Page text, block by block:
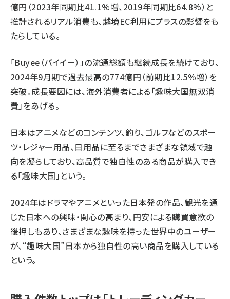
億円（2023年同期比41.1%増、2019年同期比64.8%）と
推計されるリアル消費も、越境EC利用にプラスの影響をも
たらしている。
「Buyee（バイイー）」の流通総額も継続成長を続けており、
2024年9月期で過去最高の774億円（前期比12.5％増）を
突破。成長要因には、海外消費者による「趣味大国無双消
費」をあげる。
日本はアニメなどのコンテンツ、釣り、ゴルフなどのスポー
ツ・レジャー用品、日用品に至るまでさまざまな領域で趣
向を凝らしており、高品質で独自性のある商品が購入でき
る「趣味大国」という。
2024年はドラマやアニメといった日本発の作品、観光を通
じた日本への興味・関心の高まり、円安による購買意欲の
後押しもあり、さまざまな趣味を持った世界中のユーザー
が、“趣味大国”日本から独自性の高い商品を購入している
という。